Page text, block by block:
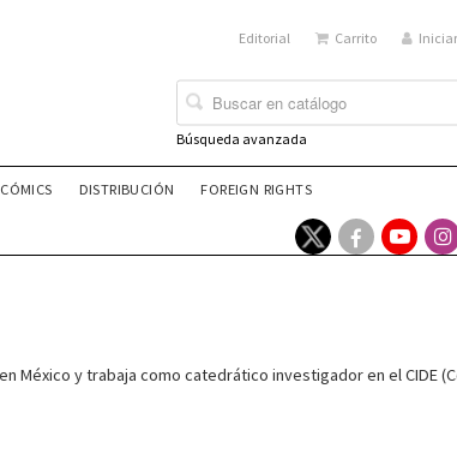
Editorial Carrito
Búsqueda avanzada
CÓMICS DISTRIBUCIÓN FOREIGN RIGHTS
México y trabaja como catedrático investigador en el CIDE